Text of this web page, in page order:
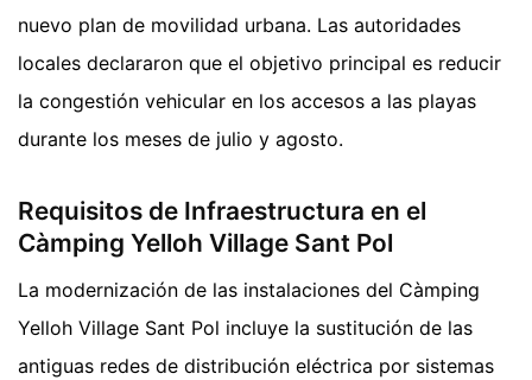
nuevo plan de movilidad urbana. Las autoridades
locales declararon que el objetivo principal es reducir
la congestión vehicular en los accesos a las playas
durante los meses de julio y agosto.
Requisitos de Infraestructura en el
Càmping Yelloh Village Sant Pol
La modernización de las instalaciones del Càmping
Yelloh Village Sant Pol incluye la sustitución de las
antiguas redes de distribución eléctrica por sistemas